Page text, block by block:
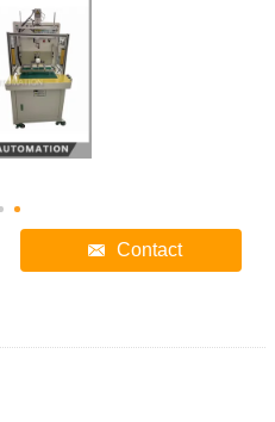
Contact